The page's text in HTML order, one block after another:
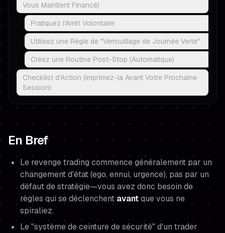
Vous Maintient Financé)
Pratiquez l'Arrêt Volontaire
Utilisez une Règle de "Verrouillage de Journée Verte"
Créez une Routine Post-Stop (Automatique)
Checklist d'Action (Imprimez-la Avant Votre Prochaine
Session)
En Bref
Le revenge trading commence généralement par un
changement d'état(ego, ennui, urgence), pas par un
défaut de stratégie—vous avez donc besoin de
règles qui se déclenchent avantque vous ne
spiraliez.
Le "système de ceinture de sécurité" d'un trader